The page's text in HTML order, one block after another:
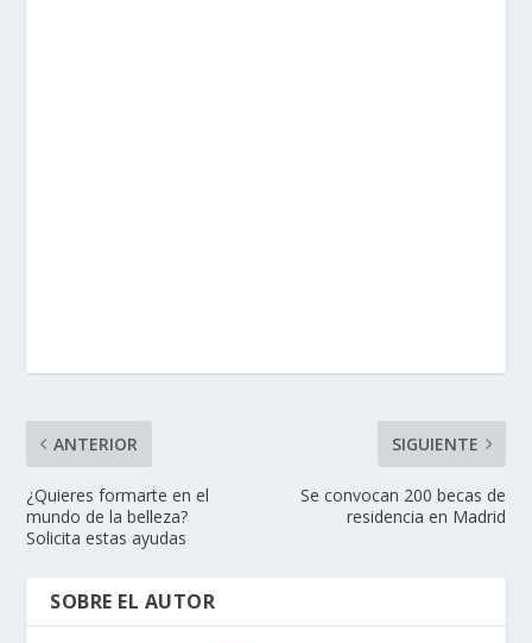
ANTERIOR
¿Quieres formarte en el
mundo de la belleza?
Solicita estas ayudas
SIGUIENTE
Se convocan 200 becas de
residencia en Madrid
SOBRE EL AUTOR